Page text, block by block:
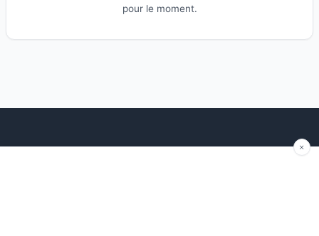
pour le moment.
Explorer Blog